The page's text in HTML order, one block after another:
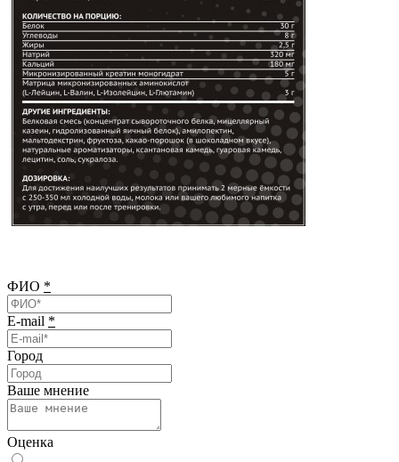
ФИО *
E-mail *
Город
Ваше мнение
Оценка